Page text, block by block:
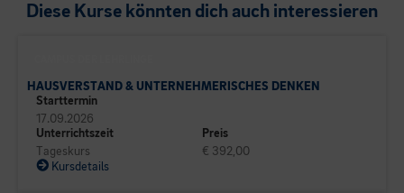
Diese Kurse könnten dich auch interessieren
HAUSVERSTAND & UNTERNEHMERISCHES DENKEN
Starttermin
17.09.2026
Unterrichtszeit
Tageskurs
Preis
€ 392,00
Kursdetails